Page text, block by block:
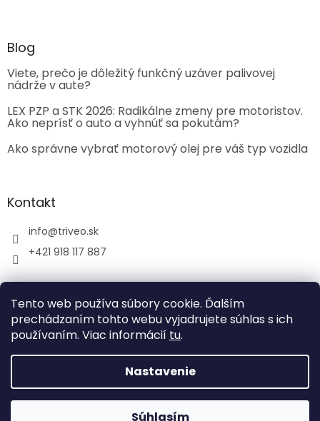
Tento web používa súbory cookie. Ďalším
prechádzaním tohto webu vyjadrujete súhlas s ich
používaním. Viac informácií tu.
Nastavenie
Súhlasím
Blog
Viete, prečo je dôležitý funkčný uzáver palivovej
nádrže v aute?
LEX PZP a STK 2026: Radikálne zmeny pre motoristov.
Ako neprísť o auto a vyhnúť sa pokutám?
Ako správne vybrať motorový olej pre váš typ vozidla
Kontakt
info@triveo.sk
+421 918 117 887
Vytvoril Shoptet
TRIVEO spol. s r.o.
vyhradené.